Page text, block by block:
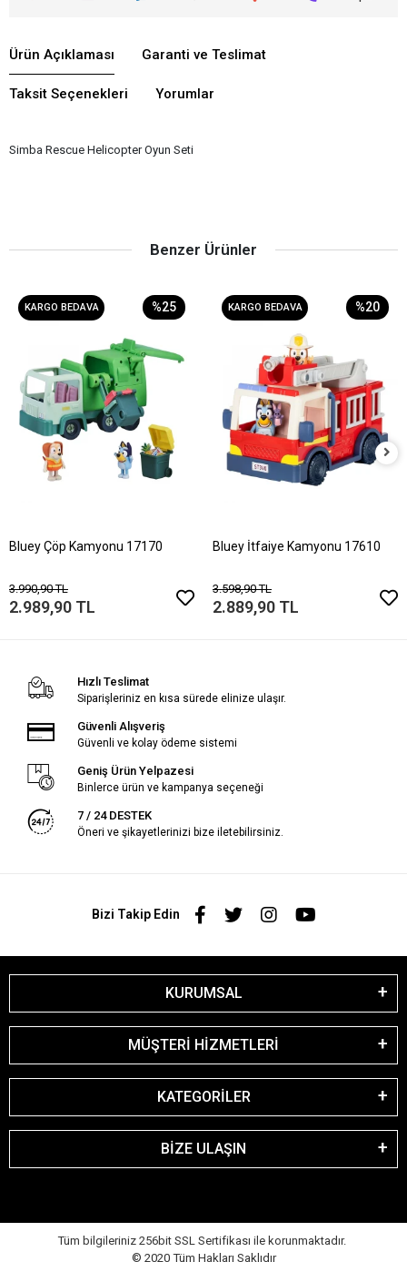
Ürün Açıklaması Garanti ve Teslimat
Taksit Seçenekleri Yorumlar
Simba Rescue Helicopter Oyun Seti
Benzer Ürünler
KARGO BEDAVA %25
Bluey Çöp Kamyonu 17170
3.990,90 TL
2.989,90 TL
KARGO BEDAVA %20
Bluey İtfaiye Kamyonu 17610
3.598,90 TL
2.889,90 TL
Hızlı Teslimat
Siparişleriniz en kısa sürede elinize ulaşır.
Güvenli Alışveriş
Güvenli ve kolay ödeme sistemi
Geniş Ürün Yelpazesi
Binlerce ürün ve kampanya seçeneği
7 / 24 DESTEK
Öneri ve şikayetlerinizi bize iletebilirsiniz.
Bizi Takip Edin
KURUMSAL
MÜŞTERİ HİZMETLERİ
KATEGORİLER
BİZE ULAŞIN
Tüm bilgileriniz 256bit SSL Sertifikası ile korunmaktadır.
© 2020 Tüm Hakları Saklıdır